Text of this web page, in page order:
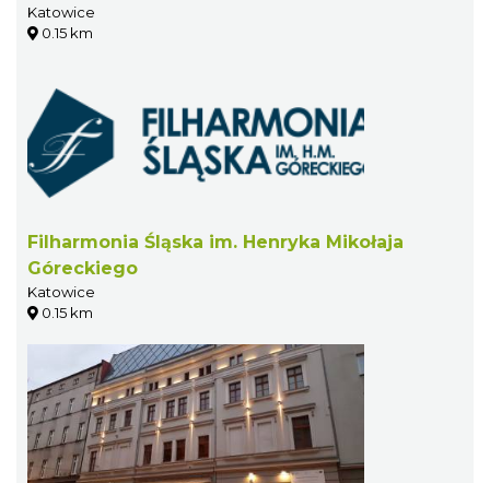
Katowice
0.15 km
Filharmonia Śląska im. Henryka Mikołaja
Góreckiego
Katowice
0.15 km